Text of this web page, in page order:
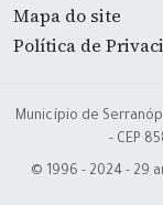
Mapa do site
Política de
Município de
- CEP
© 1996 - 2024 - 29